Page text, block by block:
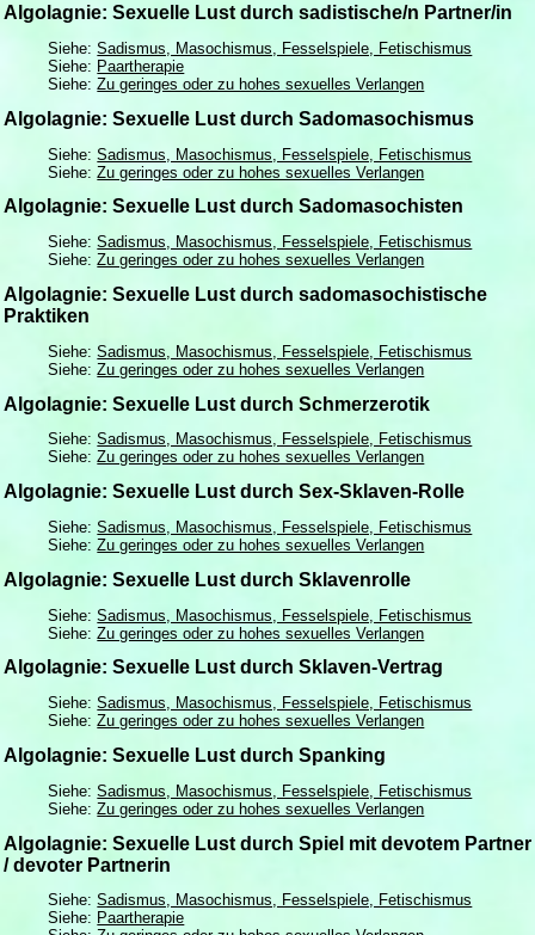
Algolagnie: Sexuelle Lust durch sadistische/n Partner/in
Siehe:Sadismus, Masochismus, Fesselspiele, Fetischismus
Siehe: Paartherapie
Siehe:Zu geringes oder zu hohes sexuelles Verlangen
Algolagnie: Sexuelle Lust durch Sadomasochismus
Siehe:Sadismus, Masochismus, Fesselspiele, Fetischismus
Siehe:Zu geringes oder zu hohes sexuelles Verlangen
Algolagnie: Sexuelle Lust durch Sadomasochisten
Siehe:Sadismus, Masochismus, Fesselspiele, Fetischismus
Siehe:Zu geringes oder zu hohes sexuelles Verlangen
Algolagnie: Sexuelle Lust durch sadomasochistische
Praktiken
Siehe:Sadismus, Masochismus, Fesselspiele, Fetischismus
Siehe:Zu geringes oder zu hohes sexuelles Verlangen
Algolagnie: Sexuelle Lust durch Schmerzerotik
Siehe:Sadismus, Masochismus, Fesselspiele, Fetischismus
Siehe:Zu geringes oder zu hohes sexuelles Verlangen
Algolagnie: Sexuelle Lust durch Sex-Sklaven-Rolle
Siehe:Sadismus, Masochismus, Fesselspiele, Fetischismus
Siehe:Zu geringes oder zu hohes sexuelles Verlangen
Algolagnie: Sexuelle Lust durch Sklavenrolle
Siehe:Sadismus, Masochismus, Fesselspiele, Fetischismus
Siehe:Zu geringes oder zu hohes sexuelles Verlangen
Algolagnie: Sexuelle Lust durch Sklaven-Vertrag
Siehe:Sadismus, Masochismus, Fesselspiele, Fetischismus
Siehe:Zu geringes oder zu hohes sexuelles Verlangen
Algolagnie: Sexuelle Lust durch Spanking
Siehe:Sadismus, Masochismus, Fesselspiele, Fetischismus
Siehe:Zu geringes oder zu hohes sexuelles Verlangen
Algolagnie: Sexuelle Lust durch Spiel mit devotem Partner
/ devoter Partnerin
Siehe:Sadismus, Masochismus, Fesselspiele, Fetischismus
Siehe: Paartherapie